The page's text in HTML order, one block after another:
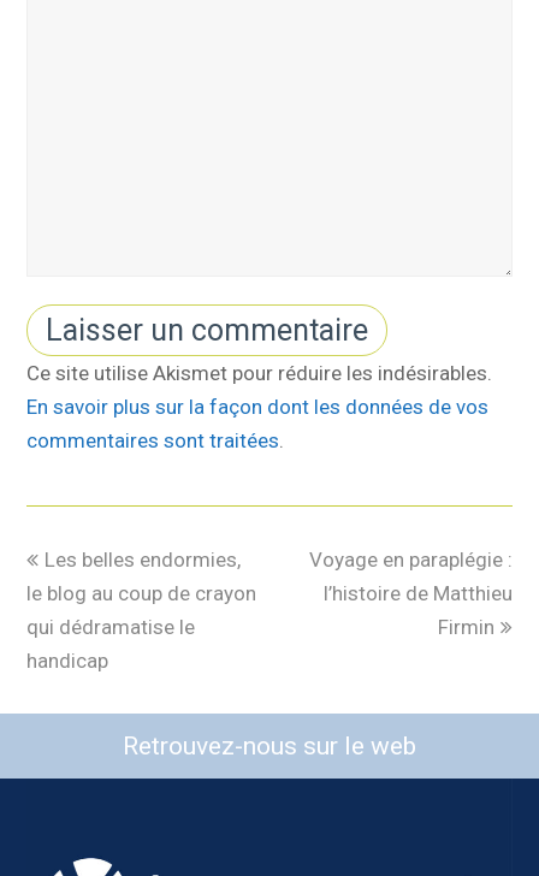
Ce site utilise Akismet pour réduire les indésirables.
En savoir plus sur la façon dont les données de vos
commentaires sont traitées.
Les belles endormies,
le blog au coup de crayon
qui dédramatise le
handicap
Voyage en paraplégie :
l’histoire de Matthieu
Firmin
Retrouvez-nous sur le web